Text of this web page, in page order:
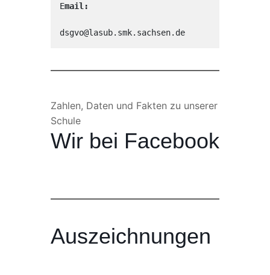
Email:
dsgvo@lasub.smk.sachsen.de
Zahlen, Daten und Fakten zu unserer
Schule
Wir bei Facebook
Auszeichnungen